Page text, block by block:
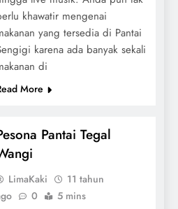
khawatir mengenai
yang tersedia di Pantai
karena ada banyak sekali
di
More
Pantai Tegal
LimaKaki
11 tahun
0 5 mins